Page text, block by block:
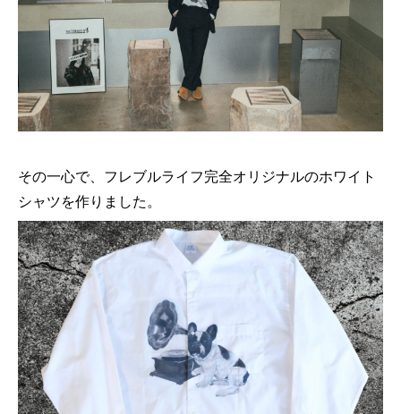
その一心で、フレブルライフ完全オリジナルのホワイト
シャツを作りました。